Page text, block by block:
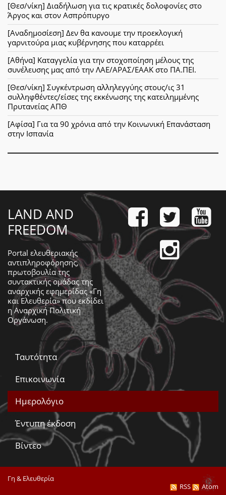
[Θεσ/νίκη] Διαδήλωση για τις κρατικές δολοφονίες στο
Άργος και στον Ασπρόπυργο
[Αναδημοσίεση] Δεν θα κανουμε την προεκλογική
γαρνιτούρα μιας κυβέρνησης που καταρρέει
[Αθήνα] Καταγγελία για την στοχοποίηση μέλους της
συνέλευσης μας από την ΛΑΕ/ΑΡΑΣ/ΕΑΑΚ στο ΠΑ.ΠΕΙ.
[Θεσ/νίκη] Συγκέντρωση αλληλεγγύης στους/ις 31
συλληφθέντες/είσες της εκκένωσης της κατειλημμένης
Πρυτανείας ΑΠΘ
[Αφίσα] Για τα 90 χρόνια από την Κοινωνική Επανάσταση
στην Ισπανία
LAND AND
FREEDOM
Portal ελευθεριακής
αντιπληροφόρησης,
πρωτοβουλία της
συντακτικής ομάδας της
αναρχικής εφημερίδας «Γη
και Ελευθερία» που εκδίδει
ηΑναρχική Πολιτική
Οργάνωση.
Ταυτότητα
Επικοινωνία
Ημερολόγιο
Έντυπη έκδοση
Βίντεο
Γη & Ελευθερία
RSS
Atom